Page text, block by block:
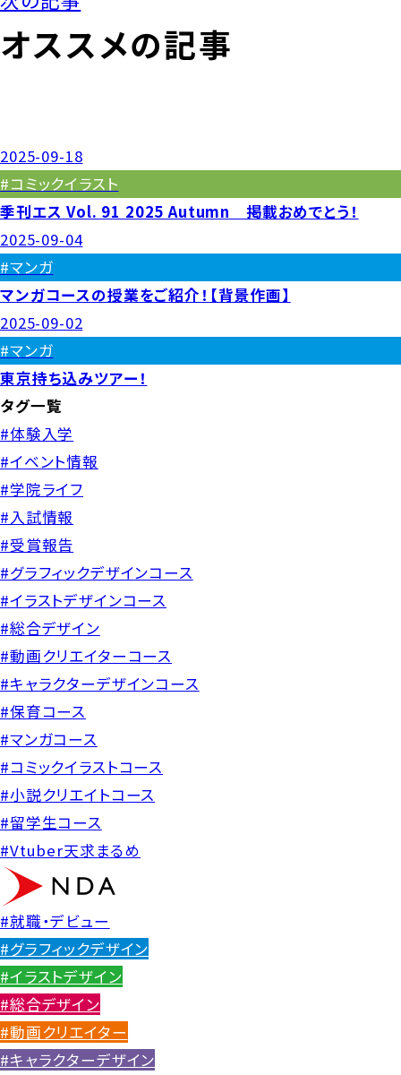
オススメの記事
2025-09-18
#コミックイラスト
季刊エス Vol. 91 2025 Autumn 掲載おめでとう！
2025-09-04
#マンガ
マンガコースの授業をご紹介！【背景作画】
2025-09-02
#マンガ
東京持ち込みツアー！
タグ一覧
#体験入学
#イベント情報
#学院ライフ
#入試情報
#受賞報告
#グラフィックデザインコース
#イラストデザインコース
#総合デザイン
#動画クリエイターコース
#キャラクターデザインコース
#保育コース
#マンガコース
#コミックイラストコース
#小説クリエイトコース
#留学生コース
#Vtuber天求まるめ
#就職・デビュー
#グラフィックデザイン
#イラストデザイン
#総合デザイン
#動画クリエイター
#キャラクターデザイン